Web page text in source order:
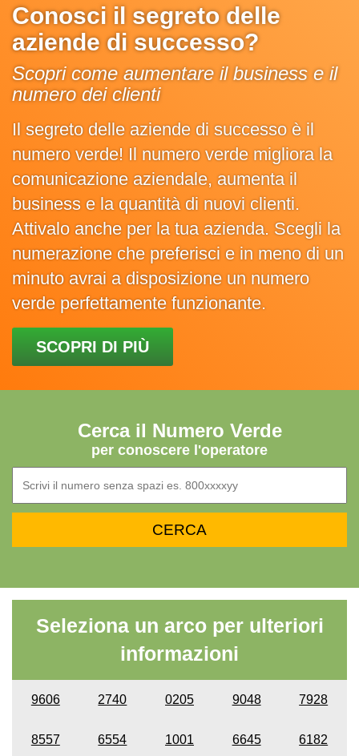
Conosci il segreto delle
aziende di successo?
Scopri come aumentare il business e il
numero dei clienti
Il segreto delle aziende di successo è il
numero verde! Il numero verde migliora la
comunicazione aziendale, aumenta il
business e la quantità di nuovi clienti.
Attivalo anche per la tua azienda. Scegli la
numerazione che preferisci e in meno di un
minuto avrai a disposizione un numero
verde perfettamente funzionante.
SCOPRI DI PIÙ
Cerca il Numero Verde
per conoscere l'operatore
Seleziona un arco per ulteriori
informazioni
9606 2740 0205 9048 7928
8557 6554 1001 6645 6182